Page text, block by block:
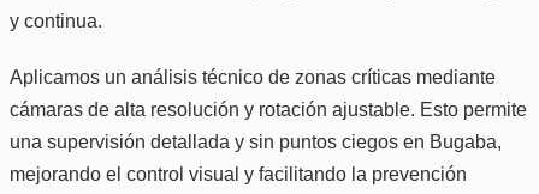
y continua.
Aplicamos un análisis técnico de zonas críticas mediante
cámaras de alta resolución y rotación ajustable. Esto permite
una supervisión detallada y sin puntos ciegos en Bugaba,
mejorando el control visual y facilitando la prevención